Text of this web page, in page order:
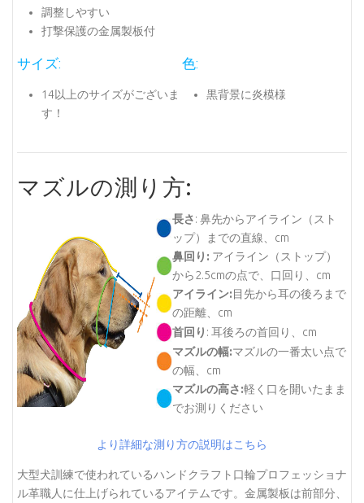
調整しやすい
打撃保護の金属製板付
サイズ:
14以上のサイズがございま
す！
色:
黒背景に炎模様
マズルの測り方:
長さ: 鼻先からアイライン（スト
ップ）までの直線、cm
鼻回り: アイライン（ストップ）
から2.5cmの点で、口回り、cm
アイライン:目先から耳の後ろまで
の距離、cm
首回り : 耳後ろの首回り、cm
マズルの幅:マズルの一番太い点で
の幅、cm
マズルの高さ:軽く口を開いたまま
でお測りください
より詳細な測り方の説明はこちら
大型犬訓練で使われているハンドクラフト口輪プロフェッショナ
ル革職人に仕上げられているアイテムです。金属製板は前部分、